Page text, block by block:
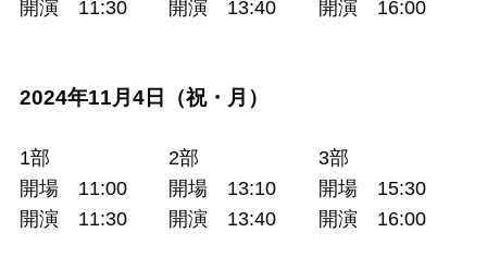
開演 11:30
開演 13:40
開演 16:00
2024年11月4日（祝・月）
1部
開場 11:00
開演 11:30
2部
開場 13:10
開演 13:40
3部
開場 15:30
開演 16:00